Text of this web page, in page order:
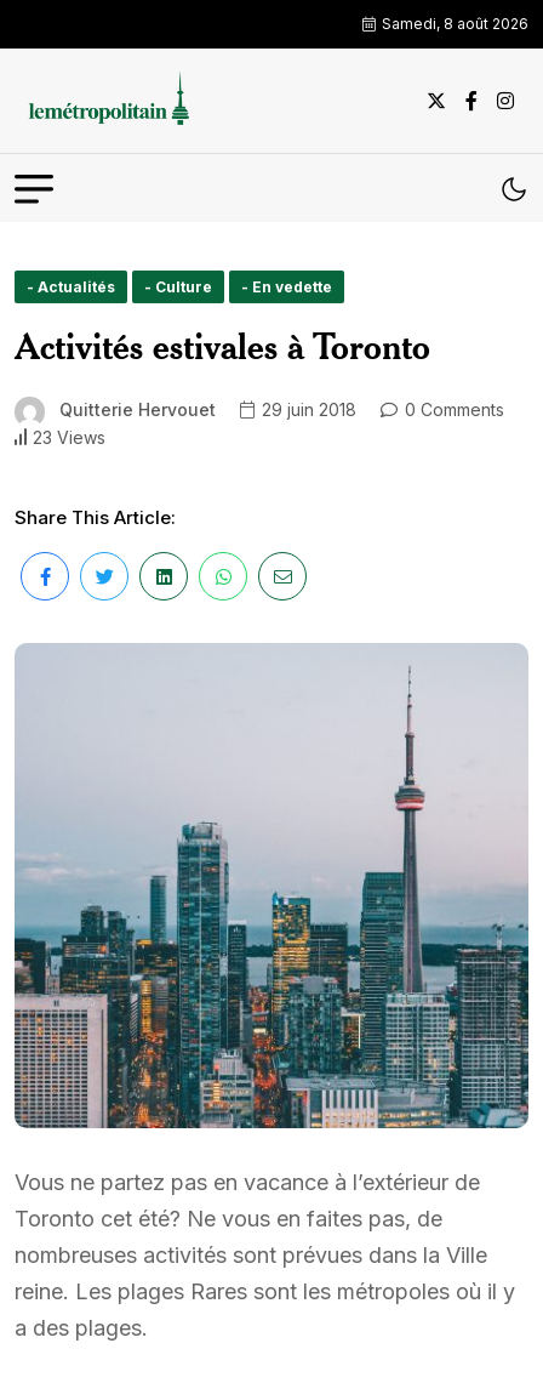
Samedi, 8 août 2026
- Actualités - Culture - En vedette
Activités estivales à Toronto
Quitterie Hervouet 29 juin 2018
0 Comments
23 Views
Share This Article:
Vous ne partez pas en vacance à l’extérieur de
Toronto cet été? Ne vous en faites pas, de
nombreuses activités sont prévues dans la Ville
reine. Les plages Rares sont les métropoles où il y
a des plages.